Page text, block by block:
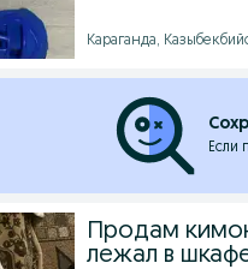
Караганда,
Если
Продам
лежал в